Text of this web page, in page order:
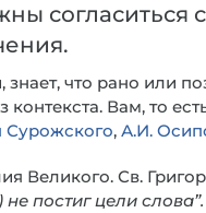
согласиться
что рано или
Вам, то
Сурожского, А.И.
Великого. Св.
не постиг цели